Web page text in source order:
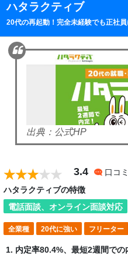
ハタラクティブ
20代の再起動！完全未経験でも正社員
出典：公式HP
3.4 口コミ
ハタラクティブの特徴
電話面談、オンライン面談対応
全業種 20代に強い フリーター
内定率80.4%、最短2週間での